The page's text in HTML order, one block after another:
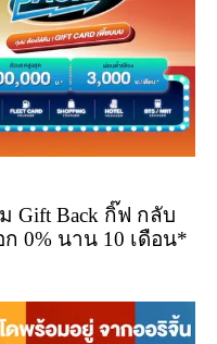
Gift Back กิ๊ฟ กลับ
0% นาน 10 เดือน*